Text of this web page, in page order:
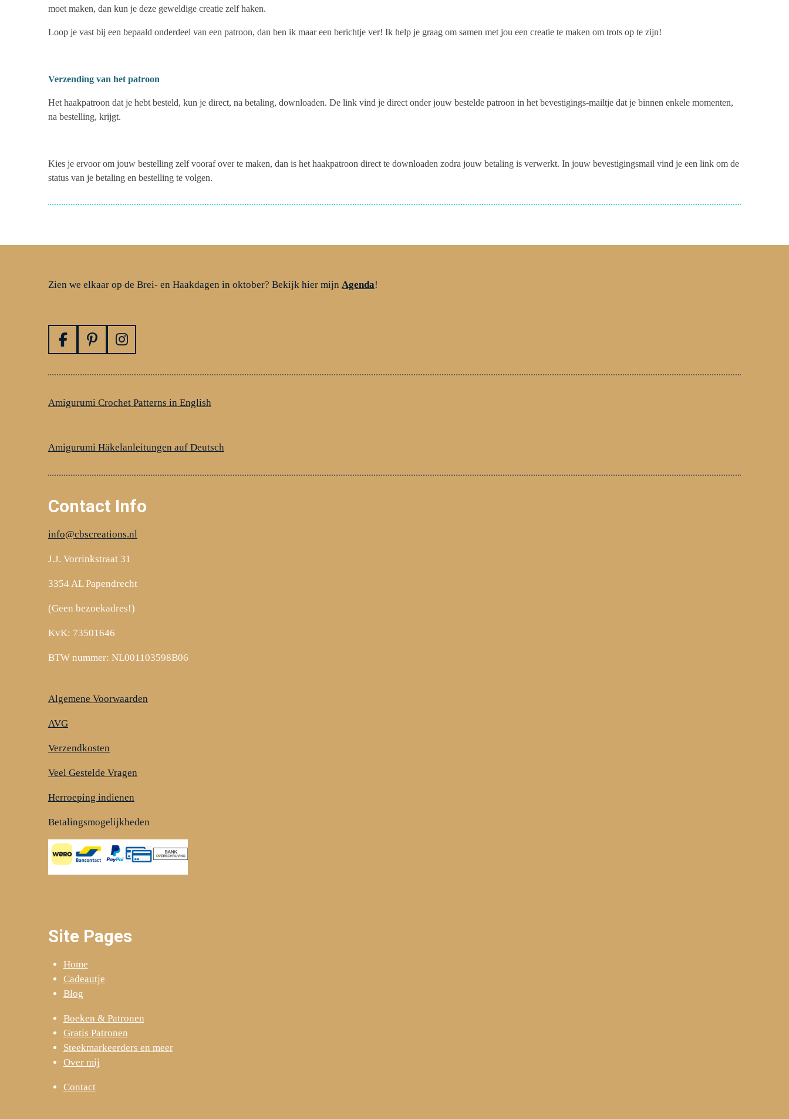
moet maken, dan kun je deze geweldige creatie zelf haken.
Loop je vast bij een bepaald onderdeel van een patroon, dan ben ik maar een berichtje ver! Ik help je graag om samen met jou een creatie te maken om trots op te zijn!
Verzending van het patroon
Het haakpatroon dat je hebt besteld, kun je direct, na betaling, downloaden. De link vind je direct onder jouw bestelde patroon in het bevestigings-mailtje dat je binnen enkele momenten,
na bestelling, krijgt.
Kies je ervoor om jouw bestelling zelf vooraf over te maken, dan is het haakpatroon direct te downloaden zodra jouw betaling is verwerkt. In jouw bevestigingsmail vind je een link om de
status van je betaling en bestelling te volgen.
Zien we elkaar op de Brei- en Haakdagen in oktober? Bekijk hier mijn Agenda!
F
c
b
k
P
n
e
s
I
s
a
a
Amigurumi Crochet Patterns in English
Amigurumi Häkelanleitungen auf Deutsch
Contact Info
info@cbscreations.nl
J.J. Vorrinkstraat 31
3354 AL Papendrecht
(Geen bezoekadres!)
KvK: 73501646
BTW nummer: NL001103598B06
Algemene Voorwaarden
AVG
Verzendkosten
Veel Gestelde Vragen
Herroeping indienen
Betalingsmogelijkheden
Site Pages
Home
Cadeautje
Blog
Boeken & Patronen
Gratis Patronen
Steekmarkeerders en meer
Over mij
Contact